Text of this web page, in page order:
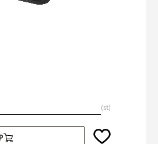
st
Lägg till i